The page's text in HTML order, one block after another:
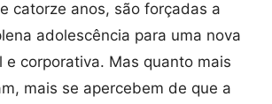
catorze anos, são forçadas a
adolescência para uma nova
corporativa. Mas quanto mais
mais se apercebem de que a